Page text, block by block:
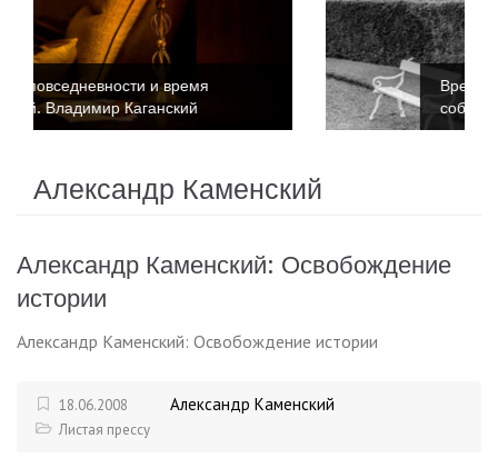
Время повседневности и время
событий. Катриона Келли
Александр Каменский
Александр Каменский: Освобождение
истории
Александр Каменский: Освобождение истории
18.06.2008 Александр Каменский
Листая прессу